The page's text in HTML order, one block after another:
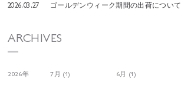
2026.03.27 ゴールデンウィーク期間の出荷について
ARCHIVES
2026年 7月 (1) 6月 (1)